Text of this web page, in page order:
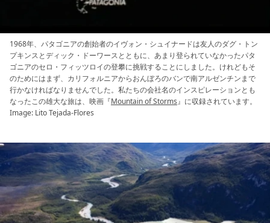
1968年、パタゴニアの創始者のイヴォン・シュイナードは友人のダグ・トン
プキンスとディック・ドーワースとともに、あまり登られていなかったパタ
ゴニアのセロ・フィッツロイの登攀に挑戦することにしました。けれどもそ
のためにはまず、カリフォルニアからおんぼろのバンで南アルゼンチンまで
行かなければなりませんでした。私たちの会社名のインスピレーションとも
なったこの雄大な旅は、映画『Mountain of Storms』に収録されています。
Image: Lito Tejada-Flores